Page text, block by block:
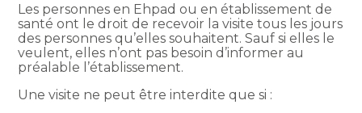
Les personnes en Ehpad ou en établissement de
santé ont le droit de recevoir la visite tous les jours
des personnes qu’elles souhaitent. Sauf si elles le
veulent, elles n’ont pas besoin d’informer au
préalable l’établissement.
Une visite ne peut être interdite que si :